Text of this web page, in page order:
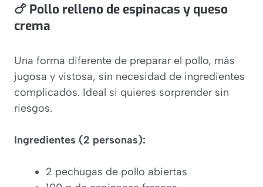
🍗 Pollo relleno de espinacas y queso
crema
Una forma diferente de preparar el pollo, más
jugosa y vistosa, sin necesidad de ingredientes
complicados. Ideal si quieres sorprender sin
riesgos.
Ingredientes (2 personas):
2 pechugas de pollo abiertas